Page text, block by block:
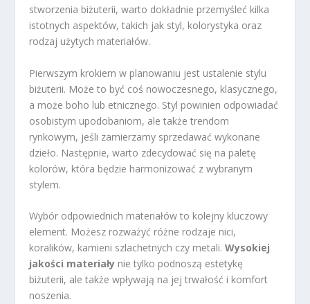
stworzenia biżuterii, warto dokładnie przemyśleć kilka
istotnych aspektów, takich jak styl, kolorystyka oraz
rodzaj użytych materiałów.
Pierwszym krokiem w planowaniu jest ustalenie stylu
biżuterii. Może to być coś nowoczesnego, klasycznego,
a może boho lub etnicznego. Styl powinien odpowiadać
osobistym upodobaniom, ale także trendom
rynkowym, jeśli zamierzamy sprzedawać wykonane
dzieło. Następnie, warto zdecydować się na paletę
kolorów, która będzie harmonizować z wybranym
stylem.
Wybór odpowiednich materiałów to kolejny kluczowy
element. Możesz rozważyć różne rodzaje nici,
koralików, kamieni szlachetnych czy metali.Wysokiej
jakości materiały nie tylko podnoszą estetykę
biżuterii, ale także wpływają na jej trwałość i komfort
noszenia.